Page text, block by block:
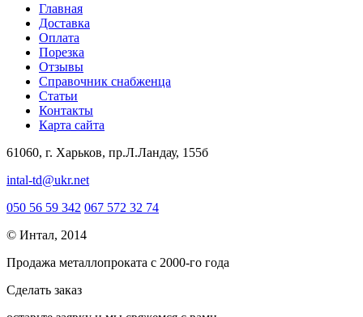
Главная
Доставка
Оплата
Порезка
Отзывы
Справочник снабженца
Статьи
Контакты
Карта сайта
61060, г. Харьков, пр.Л.Ландау, 155б
intal-td@ukr.net
050 56 59 342 067 572 32 74
© Интал, 2014
Продажа металлопроката с 2000-го года
Сделать заказ